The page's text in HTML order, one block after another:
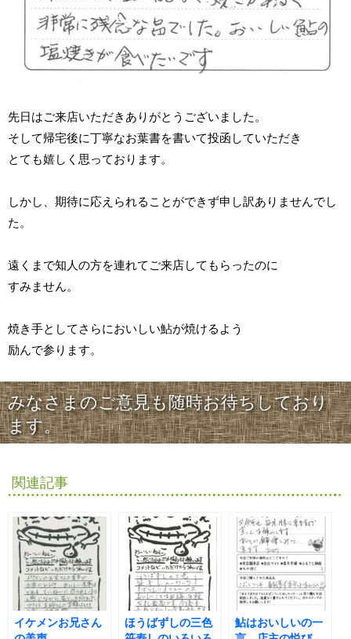
先日はご来店いただきありがとうございました。
そして帰宅後に丁寧なお葉書を書いて投函していただき
とても嬉しく思っております。
しかし、期待に応えられることができず申し訳ありませんでし
た。
遠くまで知人の方を連れてご来店してもらったのに
すみません。
焼き手としてさらにおいしい鮎が焼けるよう
励んで参ります。
みなさまのご意見も随時お待ちしており
ます。
関連記事
イケメンお兄さん
ほうばずしの三色
鮎はおいしいの一